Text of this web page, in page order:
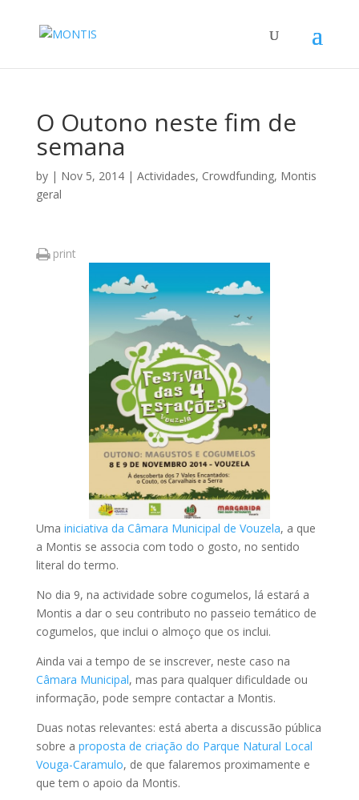
O Outono neste fim de
semana
by | Nov 5, 2014| Actividades, Crowdfunding, Montis
geral
print
Uma iniciativa da Câmara Municipal de Vouzela, a que
a Montis se associa com todo o gosto, no sentido
literal do termo.
No dia 9, na actividade sobre cogumelos, lá estará a
Montis a dar o seu contributo no passeio temático de
cogumelos, que inclui o almoço que os inclui.
Ainda vai a tempo de se inscrever, neste caso na
Câmara Municipal, mas para qualquer dificuldade ou
informação, pode sempre contactar a Montis.
Duas notas relevantes: está aberta a discussão pública
sobre a proposta de criação do Parque Natural Local
Vouga-Caramulo, de que falaremos proximamente e
que tem o apoio da Montis.